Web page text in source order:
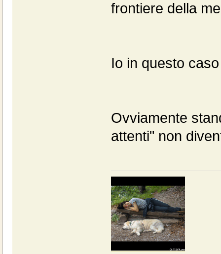
frontiere della
Io in questo
Ovviamente
attenti" non